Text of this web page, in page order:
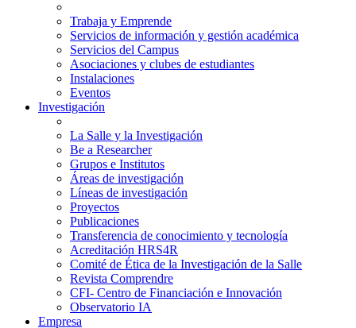
Trabaja y Emprende
Servicios de información y gestión académica
Servicios del Campus
Asociaciones y clubes de estudiantes
Instalaciones
Eventos
Investigación
La Salle y la Investigación
Be a Researcher
Grupos e Institutos
Áreas de investigación
Líneas de investigación
Proyectos
Publicaciones
Transferencia de conocimiento y tecnología
Acreditación HRS4R
Comité de Ética de la Investigación de la Salle
Revista Comprendre
CFI- Centro de Financiación e Innovación
Observatorio IA
Empresa